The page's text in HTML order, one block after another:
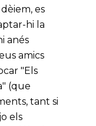
es
hi la
anés
amics
"Els
(que
tant si
els